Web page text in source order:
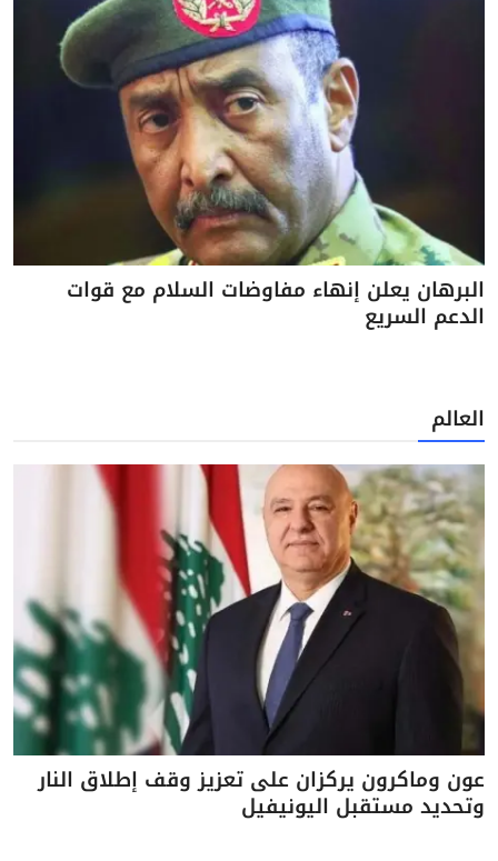
البرهان يعلن إنهاء مفاوضات السلام مع قوات
الدعم السريع
العالم
عون وماكرون يركزان على تعزيز وقف إطلاق النار
وتحديد مستقبل اليونيفيل